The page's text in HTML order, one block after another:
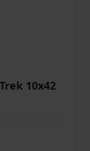
10x42